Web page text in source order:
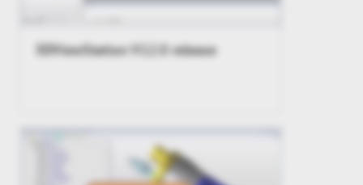
3DViewStation V12.0 release